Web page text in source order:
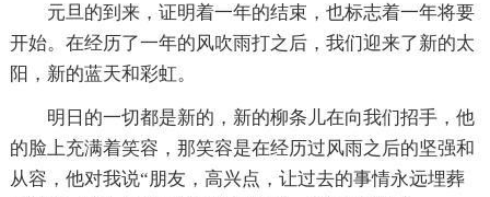
元旦的到来，证明着一年的结束，也标志着一年将要
开始。在经历了一年的风吹雨打之后，我们迎来了新的太
阳，新的蓝天和彩虹。
明日的一切都是新的，新的柳条儿在向我们招手，他
的脸上充满着笑容，那笑容是在经历过风雨之后的坚强和
从容，他对我说“朋友，高兴点，让过去的事情永远埋葬